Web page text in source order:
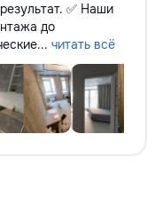
✅ Наши
до
читать всё